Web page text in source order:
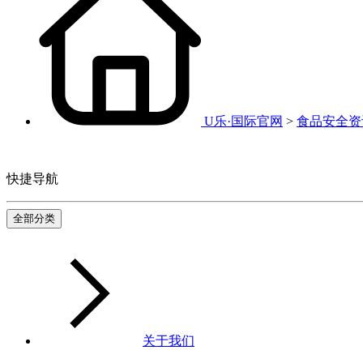
U乐·国际官网 > 食品安全
快捷导航
全部分类
关于我们